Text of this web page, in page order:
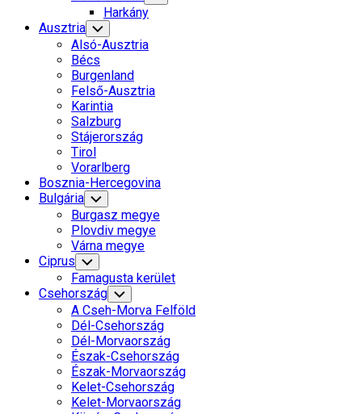
Child
Harkány
Ausztria Toggle
Child
Menu
Alsó-Ausztria
Bécs
Burgenland
Felső-Ausztria
Karintia
Salzburg
Stájerország
Tirol
Vorarlberg
Bosznia-Hercegovina
Bulgária Toggle
Child
Menu
Burgasz megye
Plovdiv megye
Várna megye
Ciprus Toggle
Child
Menu
Famagusta kerület
Csehország Toggle
Child
Menu
A Cseh-Morva Felföld
Dél-Csehország
Dél-Morvaország
Észak-Csehország
Észak-Morvaország
Kelet-Csehország
Kelet-Morvaország